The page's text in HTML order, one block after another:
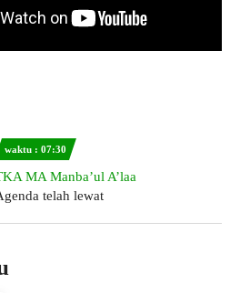
waktu : 07:30
MA Manba’ul A’laa
telah lewat